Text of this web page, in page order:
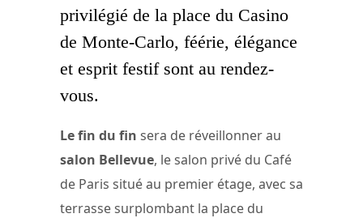
privilégié de la place du Casino
de Monte-Carlo, féérie, élégance
et esprit festif sont au rendez-
vous.
Le fin du fin sera de réveillonner au
salon Bellevue, le salon privé du Café
de Paris situé au premier étage, avec sa
terrasse surplombant la place du